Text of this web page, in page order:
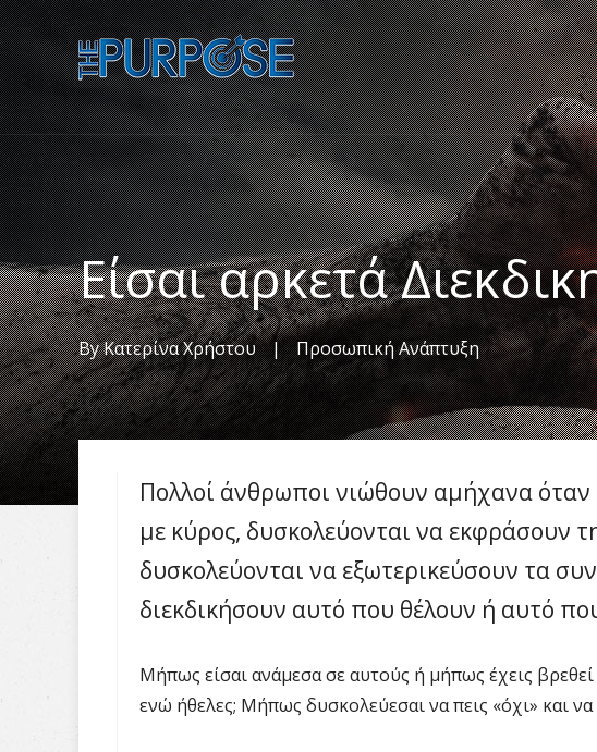
Είσαι αρκετά
ByΚατερίνα Χρήστου | Προσωπική Ανάπτυξη
Πολλοί άνθρωποι νιώθουν αμήχανα
με κύρος, δυσκολεύονται να εκφράσουν
δυσκολεύονται να εξωτερικεύσουν τα
διεκδικήσουν αυτό που θέλουν ή αυτό
Μήπως είσαι ανάμεσα σε αυτούς ή μήπως έχεις
ενώ ήθελες; Μήπως δυσκολεύεσαι να πεις «όχι» και να